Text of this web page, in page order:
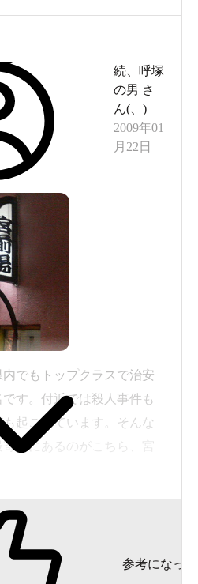
で、持参。
貸出あり。
や、こどもが無料の日、高
ーズナブルに利用できる
かもですが、汚いわけで
！
続、呼塚
の男 さ
ん(
)
2009年01
月22日
でもトップクラスで治安
す。付近では殺人事件も
起こっています。そんな
駅にあるのがこちら、宮
に歩き、伊勢丹を越えて
にありました。
参考になった